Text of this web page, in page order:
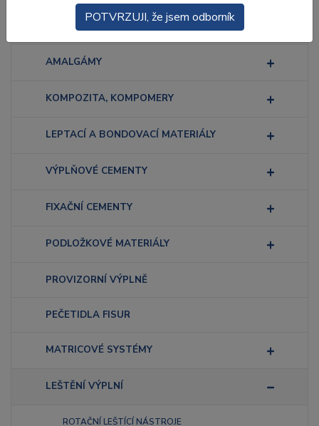
AMALGÁMY
KOMPOZITA, KOMPOMERY
LEPTACÍ A BONDOVACÍ MATERIÁLY
VÝPLŇOVÉ CEMENTY
FIXAČNÍ CEMENTY
PODLOŽKOVÉ MATERIÁLY
PROVIZORNÍ VÝPLNĚ
PEČETIDLA FISUR
MATRICOVÉ SYSTÉMY
LEŠTĚNÍ VÝPLNÍ
ROTAČNÍ LEŠTÍCÍ NÁSTROJE
POTVRZUJI, že jsem odborník